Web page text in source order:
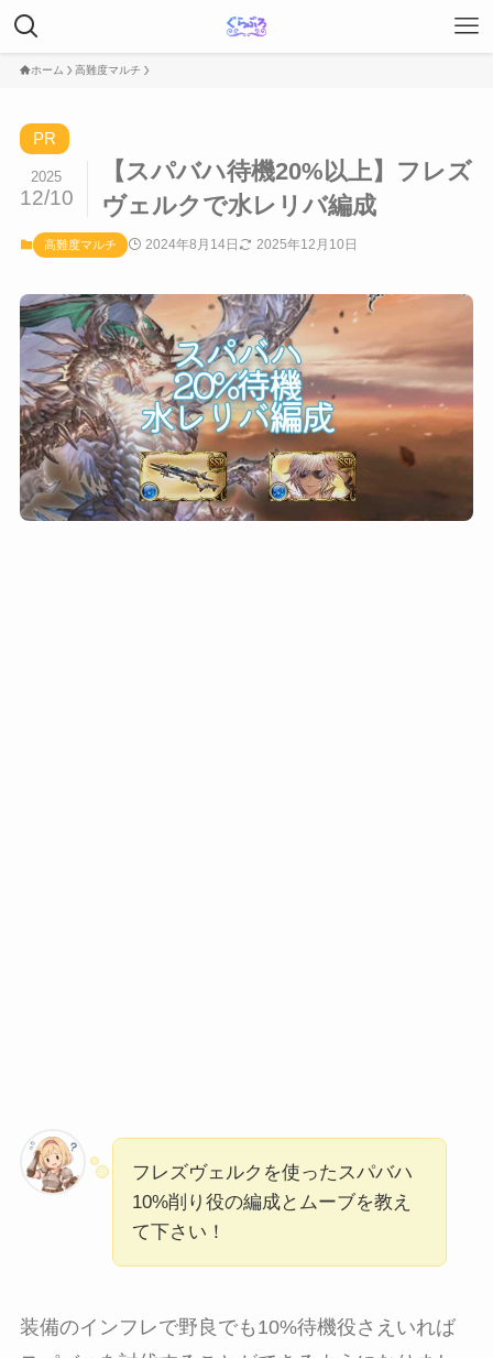
ホーム 高難度マルチ
PR
【スパバハ待機20%以上】フレズ
ヴェルクで水レリバ編成
2025
12/10
高難度マルチ 2024年8月14日 2025年12月10日
フレズヴェルクを使ったスパバハ
10%削り役の編成とムーブを教え
て下さい！
装備のインフレで野良でも10%待機役さえいれば